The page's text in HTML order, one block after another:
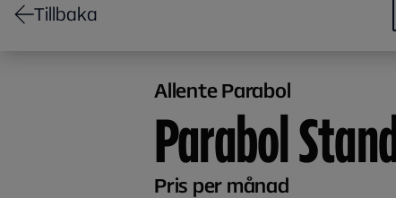
Tillbaka
Allente Parabol
Parabol
Pris per månad